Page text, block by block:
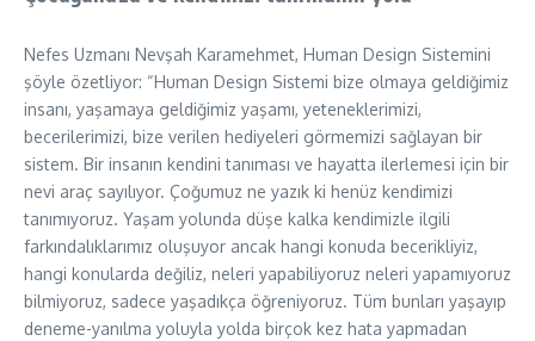
Nefes Uzmanı Nevşah Karamehmet, Human Design Sistemini
şöyle özetliyor: “Human Design Sistemi bize olmaya geldiğimiz
insanı, yaşamaya geldiğimiz yaşamı, yeteneklerimizi,
becerilerimizi, bize verilen hediyeleri görmemizi sağlayan bir
sistem. Bir insanın kendini tanıması ve hayatta ilerlemesi için bir
nevi araç sayılıyor. Çoğumuz ne yazık ki henüz kendimizi
tanımıyoruz. Yaşam yolunda düşe kalka kendimizle ilgili
farkındalıklarımız oluşuyor ancak hangi konuda becerikliyiz,
hangi konularda değiliz, neleri yapabiliyoruz neleri yapamıyoruz
bilmiyoruz, sadece yaşadıkça öğreniyoruz. Tüm bunları yaşayıp
deneme-yanılma yoluyla yolda birçok kez hata yapmadan